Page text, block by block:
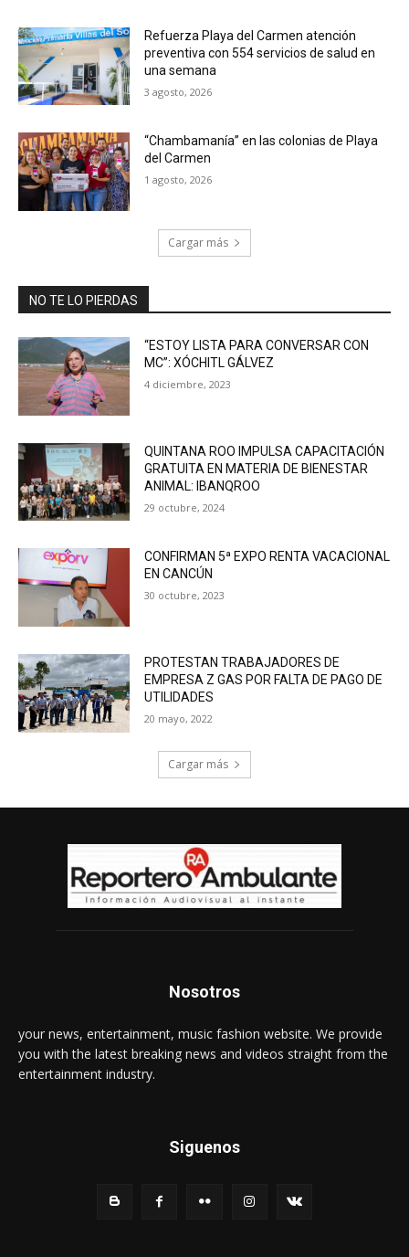
Refuerza Playa del Carmen atención
preventiva con 554 servicios de salud en
una semana
3 agosto, 2026
“Chambamanía” en las colonias de Playa
del Carmen
1 agosto, 2026
Cargar más
NO TE LO PIERDAS
“ESTOY LISTA PARA CONVERSAR CON
MC”: XÓCHITL GÁLVEZ
4 diciembre, 2023
QUINTANA ROO IMPULSA CAPACITACIÓN
GRATUITA EN MATERIA DE BIENESTAR
ANIMAL: IBANQROO
29 octubre, 2024
CONFIRMAN 5ª EXPO RENTA VACACIONAL
EN CANCÚN
30 octubre, 2023
PROTESTAN TRABAJADORES DE
EMPRESA Z GAS POR FALTA DE PAGO DE
UTILIDADES
20 mayo, 2022
Cargar más
Nosotros
your news, entertainment, music fashion website. We provide
you with the latest breaking news and videos straight from the
entertainment industry.
Siguenos